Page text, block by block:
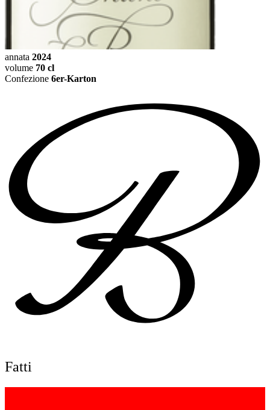
annata 2024
volume 70 cl
Confezione 6er-Karton
Fatti